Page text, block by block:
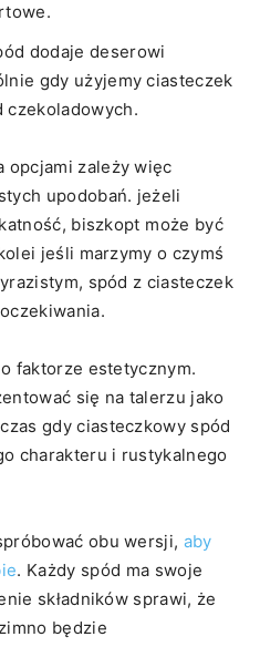
dodaje deserowi
gdy użyjemy ciasteczek
czekoladowych.
opcjami zależy więc
upodobań. jeżeli
biszkopt ⁤może być⁤
jeśli marzymy o czymś
spód z ciasteczek
faktorze estetycznym.
się na talerzu jako
gdy ciasteczkowy spód
charakteru i rustykalnego
obu wersji, aby
. Każdy⁢ spód ma swoje
składników sprawi, że
‍będzie